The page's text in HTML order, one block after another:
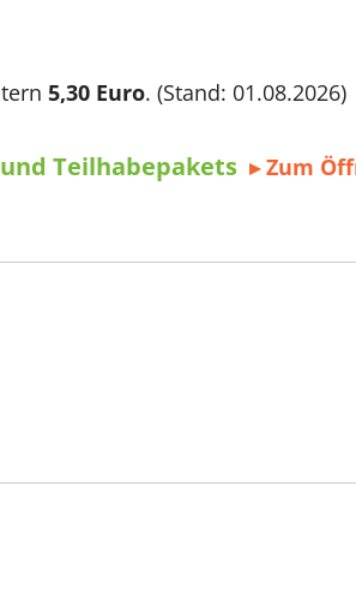
5,30 Euro. (Stand: 01.08.2026)
Teilhabepakets